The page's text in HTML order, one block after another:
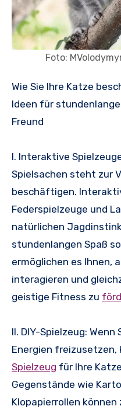
Foto:
Wie Sie Ihre Katze beschäftigen können: Kreative
Ideen für
Freund
I. Interaktive
Spielsachen steht zur
beschäftigen.
Federspielzeuge und
natürlichen
stundenlangen Spaß
ermöglichen es Ihnen,
interagieren und
geistige Fitness zu
II. DIY-Spielzeug:
Energien freizusetzen,
Spielzeug für Ihre
Gegenstände wie
Klopapierrollen